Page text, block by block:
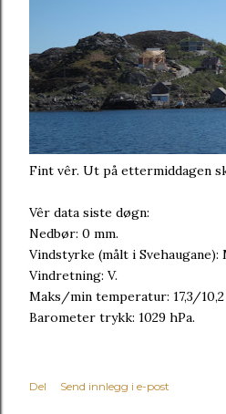
Fint vêr. Ut på ettermiddagen
Vêr data siste døgn:
Nedbør: 0 mm.
Vindstyrke (målt i Svehaugane):
Vindretning: V.
Maks/min temperatur: 17,3/
Barometer trykk: 1029 hPa.
Del Send innlegg i e-post